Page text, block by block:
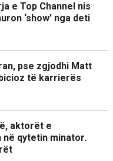
e Top Channel nis
‘show’ nga deti
pse zgjodhi Matt
të karrierës
aktorët e
qytetin minator.